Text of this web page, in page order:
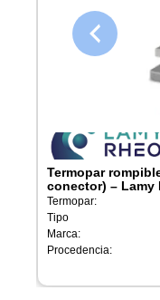
Termopar
conector) – Lamy
Termopar:
Tipo
Marca:
Procedencia: